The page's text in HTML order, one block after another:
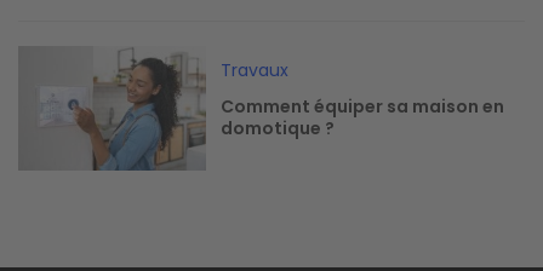
Travaux
Comment équiper sa maison en
domotique ?